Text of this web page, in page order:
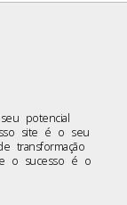
potencial
site é o seu
transformação
o sucesso é o